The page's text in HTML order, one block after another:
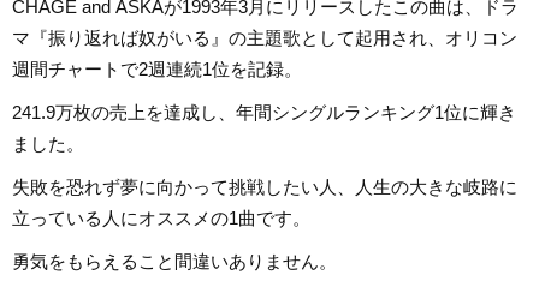
CHAGE and ASKAが1993年3月にリリースしたこの曲は、ドラ
マ『振り返れば奴がいる』の主題歌として起用され、オリコン
週間チャートで2週連続1位を記録。
241.9万枚の売上を達成し、年間シングルランキング1位に輝き
ました。
失敗を恐れず夢に向かって挑戦したい人、人生の大きな岐路に
立っている人にオススメの1曲です。
勇気をもらえること間違いありません。